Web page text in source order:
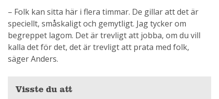
– Folk kan sitta här i flera timmar. De gillar att det är
speciellt, småskaligt och gemytligt. Jag tycker om
begreppet lagom. Det är trevligt att jobba, om du vill
kalla det för det, det är trevligt att prata med folk,
säger Anders.
Visste du att